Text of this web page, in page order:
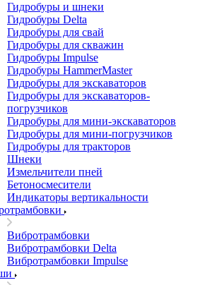
Гидробуры и шнеки
Гидробуры Delta
Гидробуры для свай
Гидробуры для скважин
Гидробуры Impulse
Гидробуры HammerMaster
Гидробуры для экскаваторов
Гидробуры для экскаваторов-
погрузчиков
Гидробуры для мини-экскаваторов
Гидробуры для мини-погрузчиков
Гидробуры для тракторов
Шнеки
Измельчители пней
Бетоносмесители
Индикаторы вертикальности
Вибротрамбовки
Вибротрамбовки Delta
Вибротрамбовки Impulse